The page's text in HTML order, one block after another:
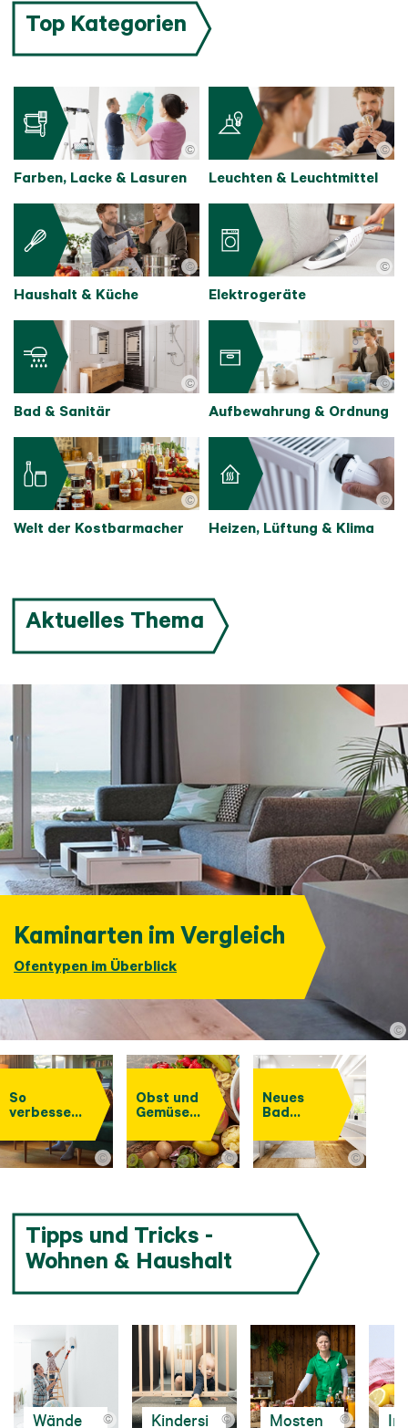
Top Kategorien
©
Farben, Lacke & Lasuren
©
Leuchten & Leuchtmittel
©
Haushalt & Küche
©
Elektrogeräte
©
Bad & Sanitär
©
Aufbewahrung & Ordnung
©
Welt der Kostbarmacher
©
Heizen, Lüftung & Klima
Aktuelles Thema
©
Kaminarten im Vergleich
Ofentypen im Überblick
©
So
verbessern
Raumklima
©
Obst und
Gemüse
©
Neues
Bad
Tipps und Tricks -
Wohnen & Haushalt
©
Wände
©
Kindersi
©
Mosten